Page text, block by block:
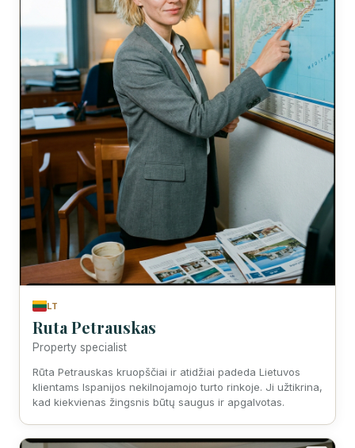
LT
Ruta Petrauskas
Property specialist
Rūta Petrauskas kruopščiai ir atidžiai padeda Lietuvos
klientams Ispanijos nekilnojamojo turto rinkoje. Ji užtikrina,
kad kiekvienas žingsnis būtų saugus ir apgalvotas.